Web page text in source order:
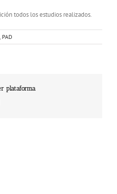
todos los estudios realizados.
, PAD
plataforma